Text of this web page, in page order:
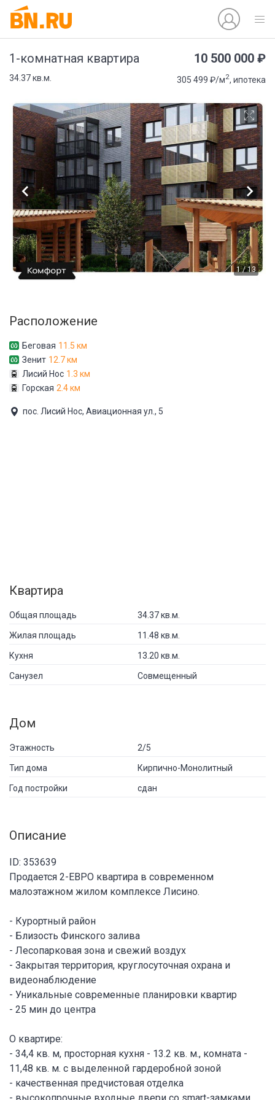
1-комнатная квартира 10 500 000 ₽
34.37 кв.м. 305 499 ₽/м2, ипотека
1 / 13
Расположение
Беговая 11.5 км
Зенит 12.7 км
Лисий Нос 1.3 км
Горская 2.4 км
пос. Лисий Нос, Авиационная ул., 5
Квартира
Общая площадь 34.37 кв.м.
Жилая площадь 11.48 кв.м.
Кухня 13.20 кв.м.
Санузел Совмещенный
Дом
Этажность 2/5
Тип дома Кирпично-Монолитный
Год постройки сдан
Описание
ID: 353639
Продается 2-ЕВРО квартира в современном
малоэтажном жилом комплексе Лисино.
- Курортный район
- Близость Финского залива
- Лесопарковая зона и свежий воздух
- Закрытая территория, круглосуточная охрана и
видеонаблюдение
- Уникальные современные планировки квартир
- 25 мин до центра
О квартире:
- 34,4 кв. м, просторная кухня - 13.2 кв. м., комната -
11,48 кв. м. с выделенной гардеробной зоной
- качественная предчистовая отделка
- высокопрочные входные двери со smart-замками